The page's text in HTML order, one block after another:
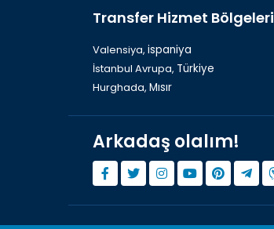
Transfer Hizmet Bölgeleri
Valensiya, ispaniya
İstanbul Avrupa, Türkiye
Hurghada, Mısır
Arkadaş olalım!